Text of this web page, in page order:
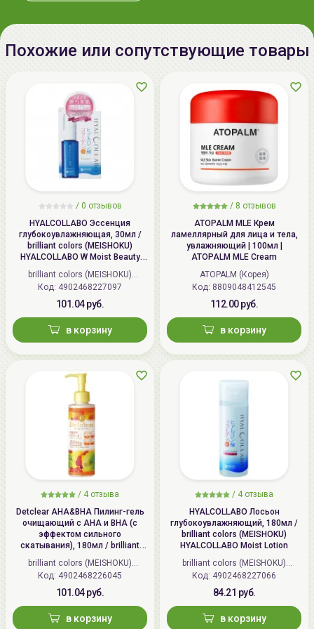
Импортер в
ИП Мигаль Наталья Петровна,
УНП 192179286, Беларусь,
220020 Минск, ул.Радужная 4/1-
136. www.allcosmetics.by, E-mail:
тел.:+375296131336
Похожие или сопутствующие товары
/ 0 отзывов
HYALCOLLABO Эссенция
глубокоувлажняющая, 30мл /
brilliant colors (MEISHOKU)
HYALCOLLABO W Moist Beauty
Essence
brilliant colors (MEISHOKU)
(Япония)
Код: 4902468227097
101.04 руб.
в корзину
/ 8 отзывов
ATOPALM MLE Крем
ламеллярный для лица и тела,
увлажняющий | 100мл |
ATOPALM MLE Cream
ATOPALM (Корея)
Код: 8809048412545
112.00 руб.
в корзину
/ 4 отзыва
Detclear AHA&BHA Пилинг-гель
очищающий с AHA и BHA (с
эффектом сильного
скатывания), 180мл / brilliant
colors (MEISHOKU) Detclear
Bright&Peel AHA&BHA Fruits
Peeling Jelly
brilliant colors (MEISHOKU)
(Япония)
Код: 4902468226045
101.04 руб.
в корзину
/ 4 отзыва
HYALCOLLABO Лосьон
глубокоувлажняющий, 180мл /
brilliant colors (MEISHOKU)
HYALCOLLABO Moist Lotion
brilliant colors (MEISHOKU)
(Япония)
Код: 4902468227066
84.21 руб.
в корзину